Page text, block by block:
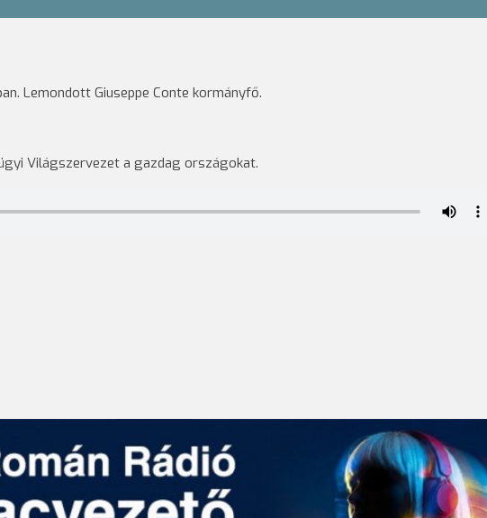
Lemondott Giuseppe Conte kormányfő.
Világszervezet a gazdag országokat.